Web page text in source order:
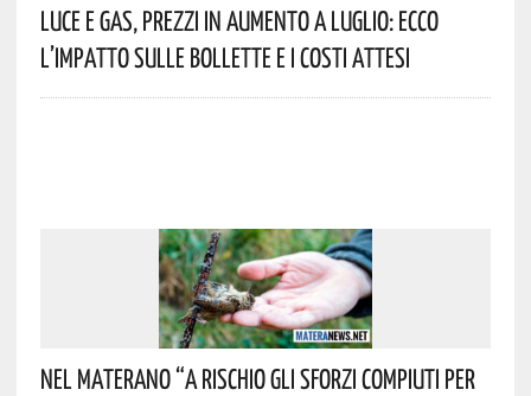
Luce E Gas, Prezzi In Aumento A Luglio: Ecco
L’impatto Sulle Bollette E I Costi Attesi
Nel Materano “a Rischio Gli Sforzi Compiuti Per